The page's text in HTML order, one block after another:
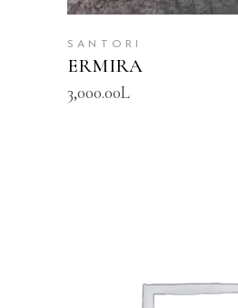
SANTORI
ERMIRA
3,000.00L